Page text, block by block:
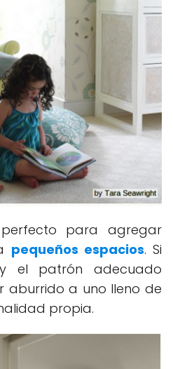
para agregar
pequeños espacios. Si
el patrón adecuado
aburrido a uno lleno de
propia.